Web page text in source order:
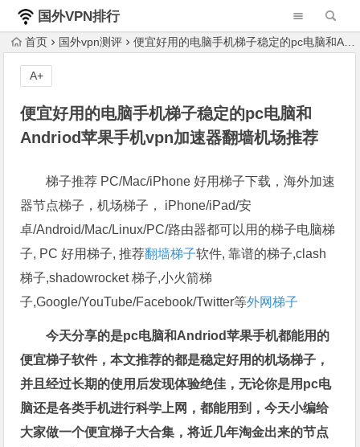
国外VPN排行
榜首页 国外vpn测评 便宜好用的电脑手机梯子稳定的pc电脑和Andriod苹果手机vpn加速器翻墙机场推荐
便宜好用的电脑手机梯子稳定的pc电脑和
Andriod苹果手机vpn加速器翻墙机场推荐
A+
梯子推荐 PC/Mac/iPhone 好用梯子下载，海外加速
器节点梯子，机场梯子， iPhone/iPad/安
卓/Android/Mac/Linux/PC/路由器都可以用的梯子电脑梯
子, PC 好用梯子, 推荐翻墙梯子软件, 靠谱的梯子,clash
梯子,shadowrocket 梯子,小火箭梯
子,Google/YouTube/Facebook/Twitter等外网梯子
今天分享的是pc电脑和Andriod苹果手机都能用的
便宜梯子软件，本文推荐的都是稳定好用的机场梯子，
并且经过长期的使用后发现体验绝佳，无论你是用pc电
脑还是各类手机进行科学上网，都能用到，今天小编给
大家做一个便宜梯子大合集，将近几年淘金出来的节点